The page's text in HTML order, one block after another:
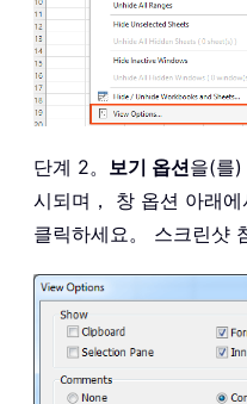
단계 2。 보기 옵션을(를
시되며， 창 옵션 아래에
클릭하세요。 스크린샷